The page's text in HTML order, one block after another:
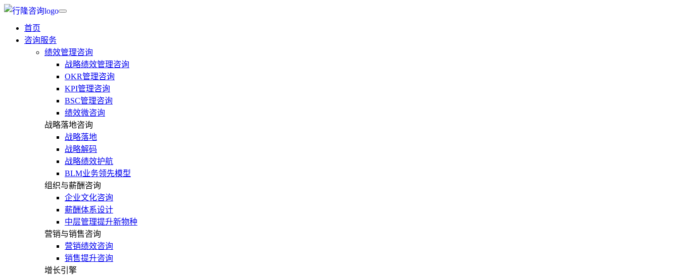
首页
咨询服务
绩效管理咨询
战略绩效管理咨询
OKR管理咨询
KPI管理咨询
BSC管理咨询
绩效微咨询
战略落地咨询
战略落地
战略解码
战略绩效护航
BLM业务领先模型
组织与薪酬咨询
企业文化咨询
薪酬体系设计
中层管理提升新物种
营销与销售咨询
营销绩效咨询
销售提升咨询
增长引擎